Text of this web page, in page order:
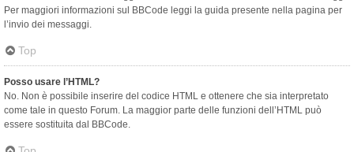
Per maggiori informazioni sul BBCode leggi la guida presente nella pagina per
l’invio dei messaggi.
Top
Posso usare l’HTML?
No. Non è possibile inserire del codice HTML e ottenere che sia interpretato
come tale in questo Forum. La maggior parte delle funzioni dell’HTML può
essere sostituita dal BBCode.